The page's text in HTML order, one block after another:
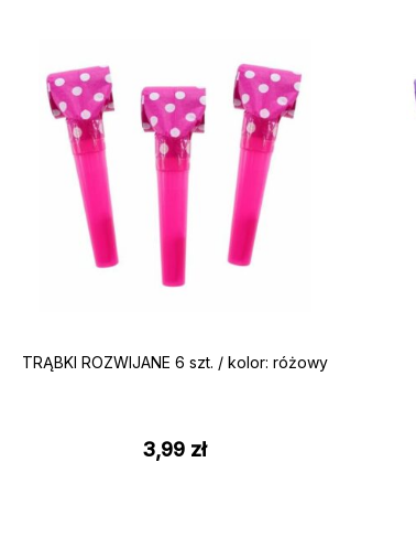
TRĄBKI ROZWIJANE 6 szt. / kolor: różowy
3,99 zł